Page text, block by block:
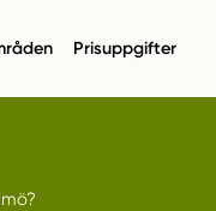
Prisuppgifter